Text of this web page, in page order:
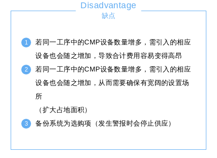
Disadvantage
缺点
若同一工序中的CMP设备数量增多，需引入的相应
设备也会随之增加，导致合计费用容易变得高昂
若同一工序中的CMP设备数量增多，需引入的相应
设备也会随之增加，从而需要确保有宽阔的设置场
所
（扩大占地面积）
备份系统为选购项（发生警报时会停止供应）